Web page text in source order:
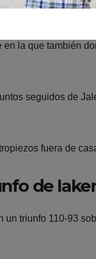
la que también
seguidos de
fuera de
de
triunfo 110-93